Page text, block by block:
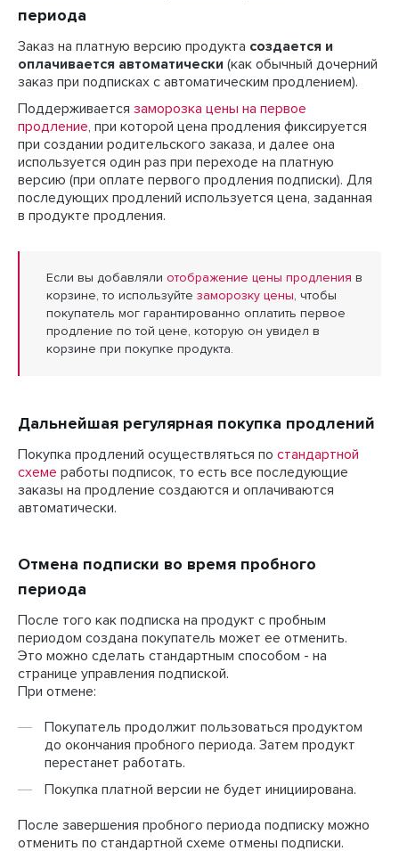
периода
Заказ на платную версию продукта создается и
оплачивается автоматически (как обычный дочерний
заказ при подписках с автоматическим продлением).
Поддерживается заморозка цены на первое
продление , при которой цена продления фиксируется
при создании родительского заказа, и далее она
используется один раз при переходе на платную
версию (при оплате первого продления подписки). Для
последующих продлений используется цена, заданная
в продукте продления.
Если вы добавляли отображение цены продления в
корзине, то используйте заморозку цены , чтобы
покупатель мог гарантированно оплатить первое
продление по той цене, которую он увидел в
корзине при покупке продукта.
Дальнейшая регулярная покупка продлений
Покупка продлений осуществляться по стандартной
схеме работы подписок, то есть все последующие
заказы на продление создаются и оплачиваются
автоматически.
Отмена подписки во время пробного
периода
После того как подписка на продукт с пробным
периодом создана покупатель может ее отменить.
Это можно сделать стандартным способом - на
странице управления подпиской.
При отмене:
Покупатель продолжит пользоваться продуктом
до окончания пробного периода. Затем продукт
перестанет работать.
Покупка платной версии не будет инициирована.
После завершения пробного периода подписку можно
отменить по стандартной схеме отмены подписки.